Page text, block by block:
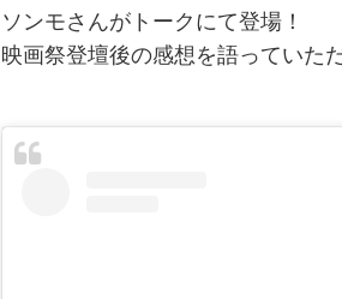
ソンモさんがトークにて登場！
映画祭登壇後の感想を語っていた